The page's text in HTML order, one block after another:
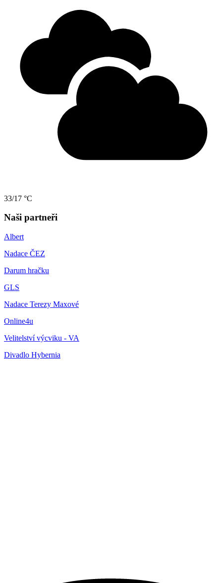
33/17 °C
Naši partneři
Albert
Nadace ČEZ
Darum hračku
GLS
Nadace Terezy Maxové
Online4u
Velitelství výcviku - VA
Divadlo Hybernia